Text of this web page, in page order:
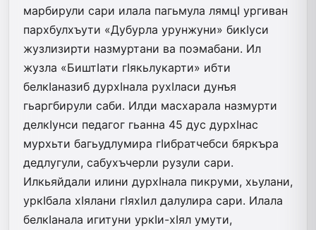
марбирули сари илала пагьмула лямцI ургиван
пархбулхъути «Дубурла урунжуни» бикIуси
жузлизирти назмуртани ва поэмабани. Ил
жузла «БиштIати гIякьлукарти» ибти
белкIаназиб дурхIнала рухIласи дунъя
гьаргбирули саби. Илди масхарала назмурти
делкIунси педагог гьанна 45 дус дурхIнас
мурхьти багьудлумира гIибратчебси бяркъра
дедлугули, сабухъчерли рузули сари.
Илкьяйдали илини дурхIнала пикруми, хьулани,
уркIбала хIялани гIяхIил далулира сари. Илала
белкIанала игитуни уркIи-хIял умути,